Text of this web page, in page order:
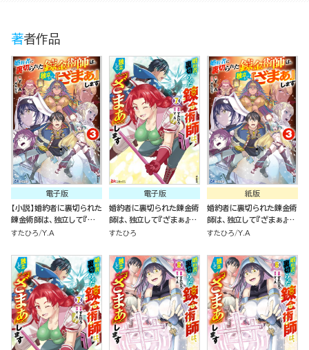
著者作品
電子版
【小説】婚約者に裏切られた
錬金術師は、独立して『ざ
まぁ』します （3）
すたひろ Y.A
電子版
婚約者に裏切られた錬金術
師は、独立して『ざまぁ』し
ます コミック版 （7）
すたひろ
紙版
婚約者に裏切られた錬金術
師は、独立して『ざまぁ』し
ます（３）
すたひろ Y.A